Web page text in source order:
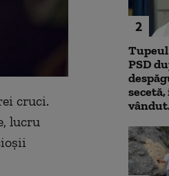
cruci.
lucru
2
PSD
secetă,